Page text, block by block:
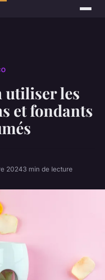
utiliser les
et fondants
20243 min de lecture